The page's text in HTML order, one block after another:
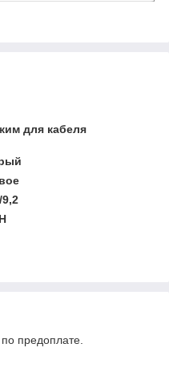
для кабеля
9,2
предоплате.